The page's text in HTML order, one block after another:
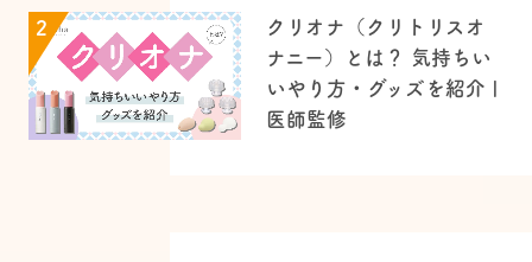
2
クリオナ（クリトリスオ
ナニー）とは？ 気持ちい
いやり方・グッズを紹介 |
医師監修